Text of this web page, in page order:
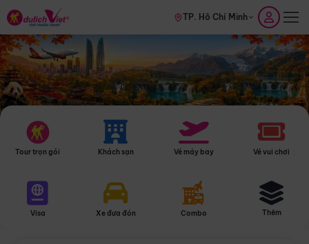
TP. Hồ Chí Minh
Tour trọn gói Khách sạn Vé máy bay Vé vui chơi
Visa Xe đưa đón Combo Thêm